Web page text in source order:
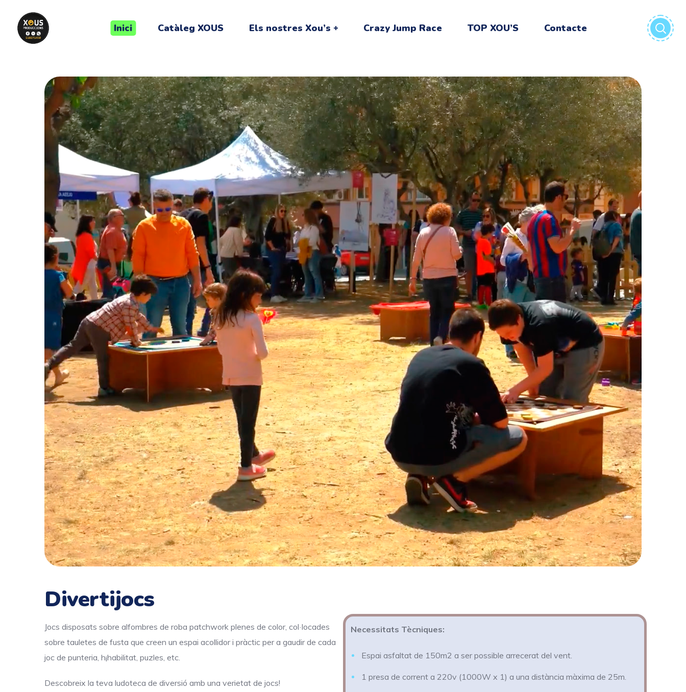
Inici Catàleg XOUS Els nostres Xou’s Crazy Jump Race TOP XOU’S Contacte
Divertijocs
Jocs disposats sobre alfombres de roba patchwork plenes de color, col·locades
sobre tauletes de fusta que creen un espai acollidor i pràctic per a gaudir de cada
joc de punteria, h¡habilitat, puzles, etc.
Descobreix la teva ludoteca de diversió amb una verietat de jocs!
Necessitats Tècniques:
Espai asfaltat de 150m2 a ser possible arrecerat del vent.
1 presa de corrent a 220v (1000W x 1) a una distància màxima de 25m.